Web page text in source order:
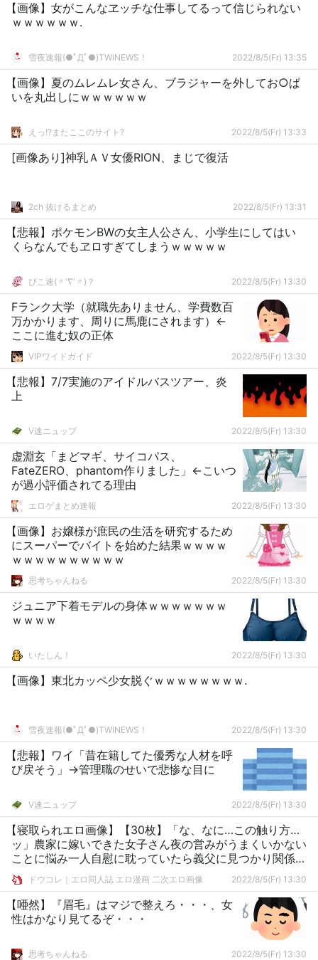
【画像】女がこんなヱッチな仕事してるって信じられない
ｗｗｗｗｗｗ.
雪夜速報(●ﾟДﾟ●)TWINEWS！ 2022/8/5(Fr) 13:35
【画像】夏のムレムレ女さん、ブラジャーを外してお○ぱ
いを丸出しにｗｗｗｗｗｗ
えっ!?またここのサイト? 2022/8/5(Fr) 13:33
[画像あり]神乳ＡＶ女優RION、まじで復活
2ch 抜けるまとめ 2022/8/5(Fr) 13:31
【悲報】ポケモンBWの女主人公さん、小学生にしてはい
くらなんでもヱロすぎてしまうｗｗｗｗｗ
ぴこ速(〃'∇'〃)？ 2022/8/5(Fr) 13:30
Fランク大学（就職先ありません、学費数百
万かかります、周りに馬鹿にされます）←
ここに進む奴の正体
VIPワイドガイド 2022/8/5(Fr) 13:30
【悲報】7/7実施のアイドルバスツアー、炎
上
V速ニュップ 2022/8/5(Fr) 13:30
虚淵玄「まどマギ、サイコパス、
FateZERO、phantom作りました」←こいつ
が過小評価されてる理由
エロゲまとめ速報 2022/8/5(Fr) 13:30
【画像】お嬢様が庶民の生活を研究するため
にスーパーでバイトを始めた結果ｗｗｗｗ
ｗｗｗｗｗｗｗｗｗｗ
思考ちゃんねる 2022/8/5(Fr) 13:30
ジュニア下着モデルの身体ｗｗｗｗｗｗｗ
ｗｗｗｗ
いたしん！ 2022/8/5(Fr) 13:30
【画像】東北カッペ少女脱ぐｗｗｗｗｗｗｗｗ.
雪夜速報(●ﾟДﾟ●)TWINEWS！ 2022/8/5(Fr) 13:30
【悲報】ワイ「昔在籍してた優秀な人材を呼
び戻そう」→管理職のせいで悲惨な目に
V速ニュップ 2022/8/5(Fr) 13:30
【寝取られエロ画像】【30枚】「な、なに…この触り方…
ッ」農家に嫁いできた女子さん夜の営みがうまくいかない
ことに悩み一人自慰に耽っていたら義父に見つかり関係が
始まるドウコレ｜エロ同人誌 エロ漫画 二次エロ画像 2022/8/5(Fr) 13:30
【唖然】『眉毛』はマジで整えろ・・・、女
性はかなり見てるぞ・・・
思考ちゃんねる 2022/8/5(Fr) 13:30